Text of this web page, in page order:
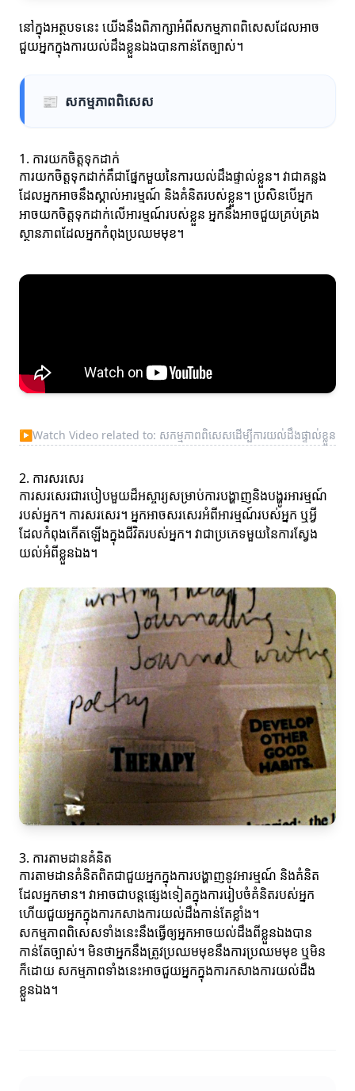
នៅក្នុងអត្ថបទនេះ យើងនឹងពិភាក្សាអំពីសកម្មភាពពិសេសដែលអាច
ជួយអ្នកក្នុងការយល់ដឹងខ្លួនឯងបានកាន់តែច្បាស់។
📰 សកម្មភាពពិសេស
1. ការយកចិត្តទុកដាក់
ការយកចិត្តទុកដាក់គឺជាផ្នែកមួយនៃការយល់ដឹងផ្ទាល់ខ្លួន។ វាជាគន្លង
ដែលអ្នកអាចនឹងស្គាល់អារម្មណ៍ និងគំនិតរបស់ខ្លួន។ ប្រសិនបើអ្នក
អាចយកចិត្តទុកដាក់លើអារម្មណ៍របស់ខ្លួន អ្នកនឹងអាចជួយគ្រប់គ្រង
ស្ថានភាពដែលអ្នកកំពុងប្រឈមមុខ។
▶Watch Video related to: សកម្មភាពពិសេសដើម្បីការយល់ដឹងផ្ទាល់ខ្លួន
2. ការសរសេរ
ការសរសេរជារបៀបមួយដ៏អស្ចារ្យសម្រាប់ការបង្ហាញនិងបង្ហូរអារម្មណ៍
របស់អ្នក។ ការសរសេរ។ អ្នកអាចសរសេរអំពីអារម្មណ៍របស់អ្នក ឬអ្វី
ដែលកំពុងកើតឡើងក្នុងជីវិតរបស់អ្នក។ វាជាប្រភេទមួយនៃការស្វែង
យល់អំពីខ្លួនឯង។
3. ការតាមដានគំនិត
ការតាមដានគំនិតពិតជាជួយអ្នកក្នុងការបង្ហាញនូវអារម្មណ៍ និងគំនិត
ដែលអ្នកមាន។ វាអាចជាបន្តផ្សេងទៀតក្នុងការរៀបចំគំនិតរបស់អ្នក
ហើយជួយអ្នកក្នុងការកសាងការយល់ដឹងកាន់តែខ្លាំង។
សកម្មភាពពិសេសទាំងនេះនឹងធ្វើឲ្យអ្នកអាចយល់ដឹងពីខ្លួនឯងបាន
កាន់តែច្បាស់។ មិនថាអ្នកនឹងត្រូវប្រឈមមុខនឹងការប្រឈមមុខ ឬមិន
ក៏ដោយ សកម្មភាពទាំងនេះអាចជួយអ្នកក្នុងការកសាងការយល់ដឹង
ខ្លួនឯង។